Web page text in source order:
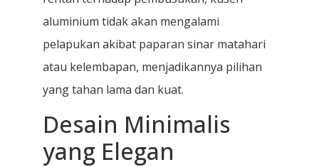
aluminium tidak akan mengalami
pelapukan akibat paparan sinar matahari
atau kelembapan, menjadikannya pilihan
yang tahan lama dan kuat.
Desain Minimalis
yang Elegan